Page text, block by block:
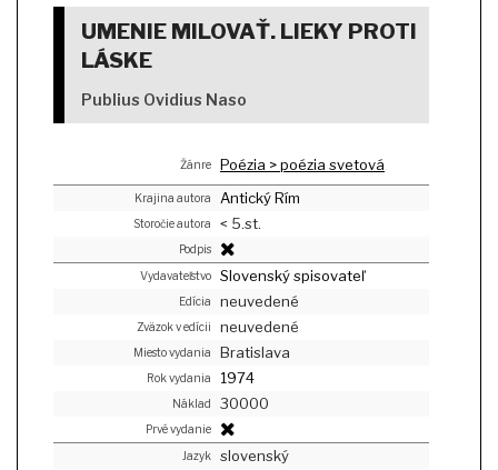
UMENIE MILOVAŤ. LIEKY PROTI
LÁSKE
Publius Ovidius Naso
Žánre Poézia > poézia svetová
Krajina autora Antický Rím
Storočie autora < 5.st.
Podpis
Vydavateľstvo
Slovenský spisovateľ
Edícia neuvedené
Zväzok v edícii neuvedené
Miesto vydania Bratislava
Rok vydania 1974
Náklad 30000
Prvé vydanie
Jazyk
slovenský